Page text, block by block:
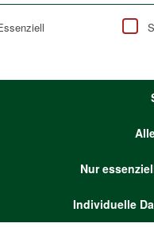
eine Liste der
Nur
Individuelle